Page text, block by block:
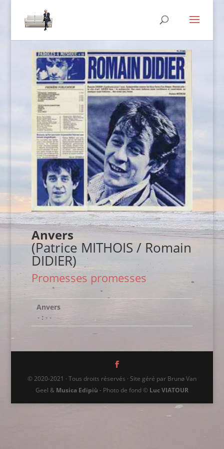
Anvers
(Patrice MITHOIS / Romain
DIDIER)
Promesses promesses
Anvers
-:--
© 2020-2021 · Tous droits réservés · Site géré par Brunø Van
Geel & Musica Edipiù - Photo de fond © Luc VIATOUR